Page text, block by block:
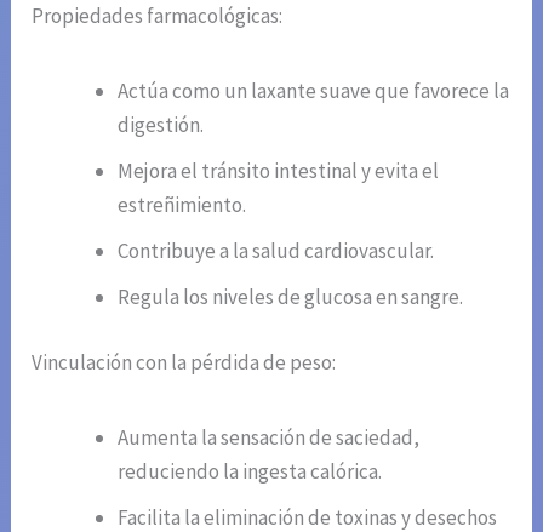
Propiedades farmacológicas:
Actúa como un laxante suave que favorece la
digestión.
Mejora el tránsito intestinal y evita el
estreñimiento.
Contribuye a la salud cardiovascular.
Regula los niveles de glucosa en sangre.
Vinculación con la pérdida de peso:
Aumenta la sensación de saciedad,
reduciendo la ingesta calórica.
Facilita la eliminación de toxinas y desechos